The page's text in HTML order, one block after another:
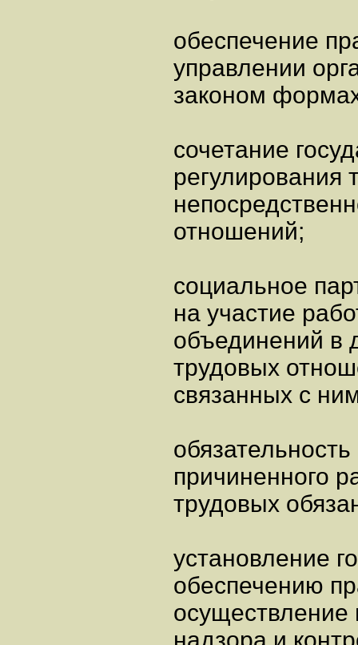
обеспечение
управлении
законом
сочетание
регулирования
отношений;
социальное
на участие
объединений в
трудовых
связанных с
причиненного
трудовых
установление
обеспечению
осуществление